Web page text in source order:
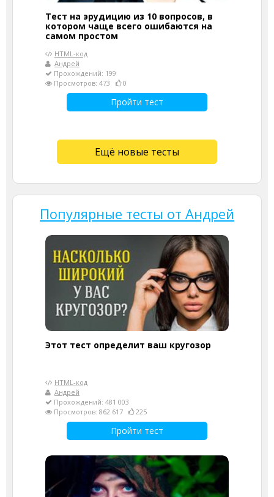
Тест на эрудицию из 10 вопросов, в
котором чаще всего ошибаются на
самом простом
HTML-код
Андрей
Прохождений: 199
Просмотров: 473
0
Пройти тест
Ещё новые тесты
Популярные тесты от Андрей
Этот тест определит ваш кругозор
HTML-код
Андрей
Прохождений: 481 003
Просмотров: 862 617
225
Пройти тест